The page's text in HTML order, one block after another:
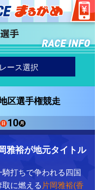
レース選択
区選手権競走
10
雅裕が地元タイトル
打ちで争われる四国
に燃える 片岡雅裕(香